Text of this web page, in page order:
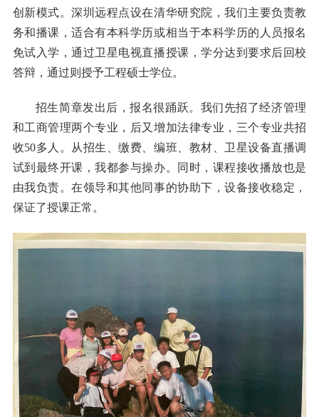
创新模式。深圳远程点设在清华研究院，我们主要负责教
务和播课，适合有本科学历或相当于本科学历的人员报名
免试入学，通过卫星电视直播授课，学分达到要求后回校
答辩，通过则授予工程硕士学位。
招生简章发出后，报名很踊跃。我们先招了经济管理
和工商管理两个专业，后又增加法律专业，三个专业共招
收50多人。从招生、缴费、编班、教材、卫星设备直播调
试到最终开课，我都参与操办。同时，课程接收播放也是
由我负责。在领导和其他同事的协助下，设备接收稳定，
保证了授课正常。